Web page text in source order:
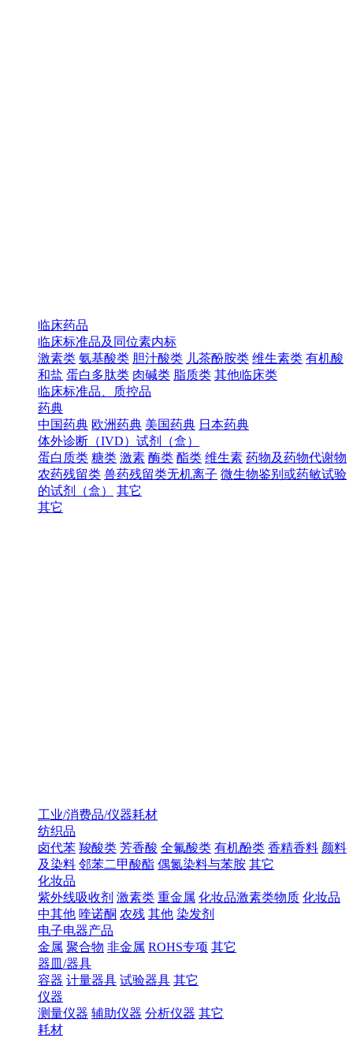
临床药品
临床标准品及同位素内标
激素类 氨基酸类 胆汁酸类 儿茶酚胺类 维生素类 有机酸
和盐 蛋白多肽类 肉碱类 脂质类 其他临床类
临床标准品、质控品
药典
中国药典 欧洲药典 美国药典 日本药典
体外诊断（IVD）试剂（盒）
蛋白质类 糖类 激素 酶类 酯类 维生素 药物及药物代谢物
农药残留类 兽药残留类无机离子 微生物鉴别或药敏试验
的试剂（盒）
其它
其它
工业/消费品/仪器耗材
纺织品
卤代苯 羧酸类 芳香酸 全氟酸类 有机酚类 香精香料 颜料
及染料 邻苯二甲酸酯 偶氮染料与苯胺 其它
化妆品
紫外线吸收剂 激素类 重金属 化妆品激素类物质 化妆品
中其他 喹诺酮 农残 其他 染发剂
电子电器产品
金属 聚合物 非金属 ROHS专项 其它
器皿/器具
容器 计量器具 试验器具 其它
仪器
测量仪器 辅助仪器 分析仪器 其它
耗材